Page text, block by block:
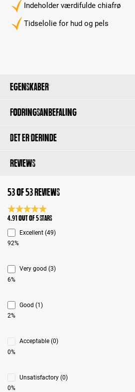
Indeholder værdifulde chiafrø
Tidselolie for hud og pels
Egenskaber
Fodringsanbefaling
Det er derinde
Reviews
53 of 53 reviews
Average rating 4.9 of 5 Stars
4.91 out of 5 stars
Excellent (49)
92%
Very good (3)
6%
Good (1)
2%
Acceptable (0)
0%
Unsatisfactory (0)
0%